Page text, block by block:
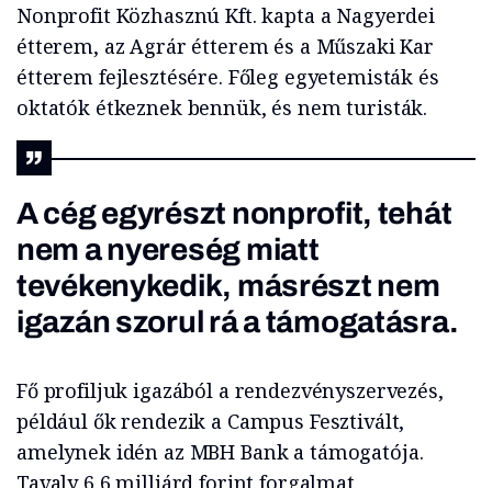
Nonprofit Közhasznú Kft. kapta a Nagyerdei
étterem, az Agrár étterem és a Műszaki Kar
étterem fejlesztésére. Főleg egyetemisták és
oktatók étkeznek bennük, és nem turisták.
A cég egyrészt nonprofit, tehát
nem a nyereség miatt
tevékenykedik, másrészt nem
igazán szorul rá a támogatásra.
Fő profiljuk igazából a rendezvényszervezés,
például ők rendezik a Campus Fesztivált,
amelynek idén az MBH Bank a támogatója.
Tavaly 6,6 milliárd forint forgalmat